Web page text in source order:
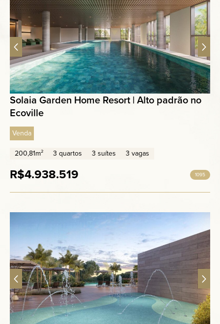
Solaia Garden Home Resort | Alto padrão no
Ecoville
Venda
200,81m²
3 quartos 3 suítes 3 vagas
R$4.938.519 1095